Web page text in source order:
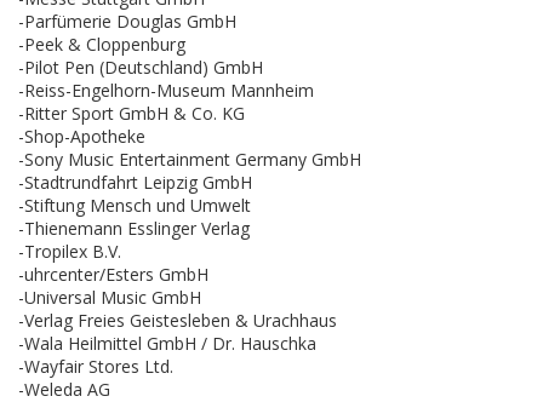
-Parfümerie Douglas GmbH
-Peek & Cloppenburg
-Pilot Pen (Deutschland) GmbH
-Reiss-Engelhorn-Museum Mannheim
-Ritter Sport GmbH & Co. KG
-Shop-Apotheke
-Sony Music Entertainment Germany GmbH
-Stadtrundfahrt Leipzig GmbH
-Stiftung Mensch und Umwelt
-Thienemann Esslinger Verlag
-Tropilex B.V.
-uhrcenter/Esters GmbH
-Universal Music GmbH
-Verlag Freies Geistesleben & Urachhaus
-Wala Heilmittel GmbH / Dr. Hauschka
-Wayfair Stores Ltd.
-Weleda AG